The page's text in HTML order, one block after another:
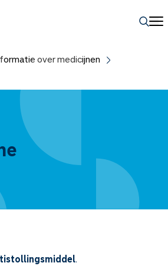
over medicijnen
.